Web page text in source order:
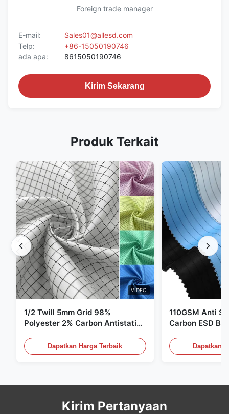
Foreign trade manager
E-mail:
Sales01@allesd.com
Telp:
+86-15050190746
ada apa:
8615050190746
Kirim Sekarang
Produk Terkait
VIDEO
1/2 Twill 5mm Grid 98%
Polyester 2% Carbon Antistatic
Dapatkan Harga Terbaik
110GSM Anti
Carbon ESD
Dapatkan
Kirim Pertanyaan